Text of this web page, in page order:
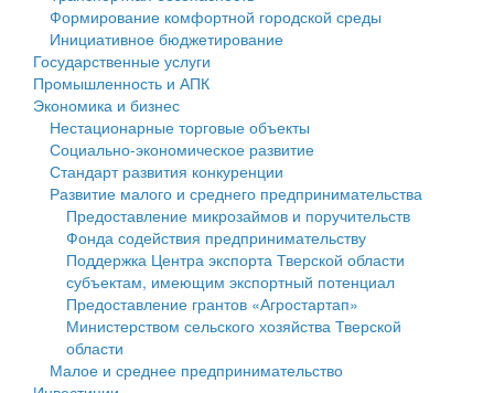
Государственные услуги
Промышленность и АПК
Экономика и бизнес
Символика
Устав
Гостям округа
Туризм
Культура
Образование
Здравоохранение
Социальная защита
Фотоальбом
муниципального округа Тверской области
Администрация Кашинского муниципального округа
Тверской области
Управление сельскими территориями
Открытые данные
Работа с обращениями граждан
Муниципальный контроль
Муниципальные услуги
Проекты административных регламентов
Финансовое управление
Бюджет для граждан
Имущество
Выявление правообладателей ранее учтенных
объектов недвижимости
Имущественная поддержка субъектов малого и
среднего предпринимательства
Информационная поддержка субъектов малого и
среднего предпринимательства
Формирование комфортной городской среды
Инициативное бюджетирование
Государственные услуги
Промышленность и АПК
Экономика и бизнес
Нестационарные торговые объекты
Социально-экономическое развитие
Стандарт развития конкуренции
Развитие малого и среднего предпринимательства
Предоставление микрозаймов и поручительств
Фонда содействия предпринимательству
Поддержка Центра экспорта Тверской области
субъектам, имеющим экспортный потенциал
Предоставление грантов «Агростартап»
Министерством сельского хозяйства Тверской
области
Малое и среднее предпринимательство